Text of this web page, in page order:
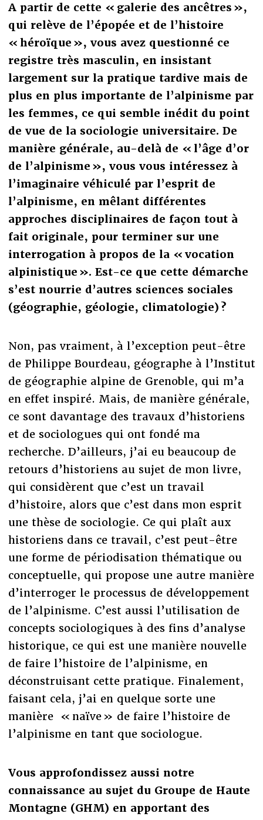
A partir de cette « galerie des ancêtres »,
qui relève de l’épopée et de l’histoire
« héroïque », vous avez questionné ce
registre très masculin, en insistant
largement sur la pratique tardive mais de
plus en plus importante de l’alpinisme par
les femmes, ce qui semble inédit du point
de vue de la sociologie universitaire. De
manière générale, au-delà de « l’âge d’or
de l’alpinisme », vous vous intéressez à
l’imaginaire véhiculé par l’esprit de
l’alpinisme, en mêlant différentes
approches disciplinaires de façon tout à
fait originale, pour terminer sur une
interrogation à propos de la « vocation
alpinistique ». Est-ce que cette démarche
s’est nourrie d’autres sciences sociales
(géographie, géologie, climatologie) ?
Non, pas vraiment, à l’exception peut-être
de Philippe Bourdeau, géographe à l’Institut
de géographie alpine de Grenoble, qui m’a
en effet inspiré. Mais, de manière générale,
ce sont davantage des travaux d’historiens
et de sociologues qui ont fondé ma
recherche. D’ailleurs, j’ai eu beaucoup de
retours d’historiens au sujet de mon livre,
qui considèrent que c’est un travail
d’histoire, alors que c’est dans mon esprit
une thèse de sociologie. Ce qui plaît aux
historiens dans ce travail, c’est peut-être
une forme de périodisation thématique ou
conceptuelle, qui propose une autre manière
d’interroger le processus de développement
de l’alpinisme. C’est aussi l’utilisation de
concepts sociologiques à des fins d’analyse
historique, ce qui est une manière nouvelle
de faire l’histoire de l’alpinisme, en
déconstruisant cette pratique. Finalement,
faisant cela, j’ai en quelque sorte une
manière « naïve » de faire l’histoire de
l’alpinisme en tant que sociologue.
Vous approfondissez aussi notre
connaissance au sujet du Groupe de Haute
Montagne (GHM) en apportant des